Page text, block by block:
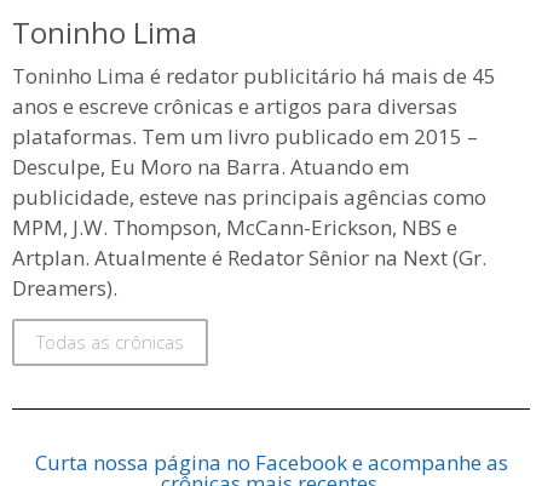
Toninho Lima
Toninho Lima é redator publicitário há mais de 45
anos e escreve crônicas e artigos para diversas
plataformas. Tem um livro publicado em 2015 –
Desculpe, Eu Moro na Barra. Atuando em
publicidade, esteve nas principais agências como
MPM, J.W. Thompson, McCann-Erickson, NBS e
Artplan. Atualmente é Redator Sênior na Next (Gr.
Dreamers).
Todas as crônicas
Curta nossa página no Facebook e acompanhe as